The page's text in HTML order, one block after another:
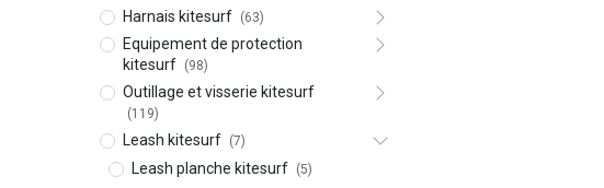
Harnais kitesurf (63)
Equipement de protection
kitesurf
(98)
Outillage et visserie kitesurf
(119)
Leash kitesurf (7)
Leash planche kitesurf (5)